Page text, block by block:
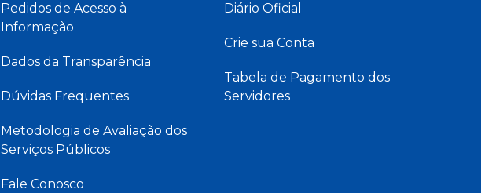
Pedidos de Acesso à
Informação
Dados da Transparência
Dúvidas Frequentes
Metodologia de Avaliação dos
Serviços Públicos
Fale Conosco
Diário Oficial
Crie sua Conta
Tabela de Pagamento dos
Servidores